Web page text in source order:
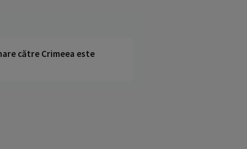
către Crimeea este